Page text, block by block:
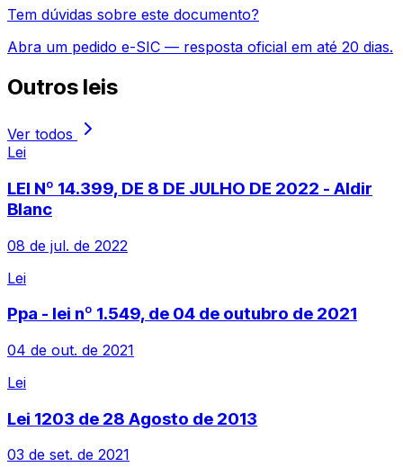
Tem dúvidas sobre este documento?
Abra um pedido e-SIC — resposta oficial em até 20 dias.
Outros leis
Ver todos
Lei
LEI Nº 14.399, DE 8 DE JULHO DE 2022 - Aldir
Blanc
08 de jul. de 2022
Lei
Ppa - lei nº 1.549, de 04 de outubro de 2021
04 de out. de 2021
Lei
Lei 1203 de 28 Agosto de 2013
03 de set. de 2021